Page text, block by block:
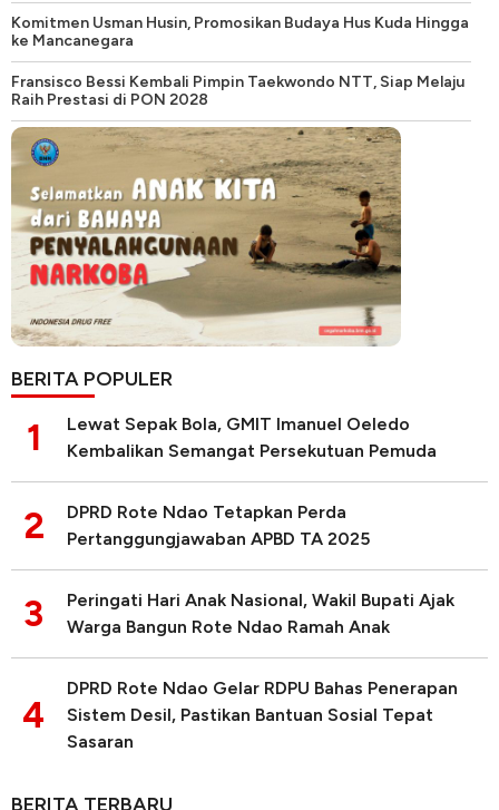
Komitmen Usman Husin, Promosikan Budaya Hus Kuda Hingga
ke Mancanegara
Fransisco Bessi Kembali Pimpin Taekwondo NTT, Siap Melaju
Raih Prestasi di PON 2028
BERITA POPULER
1
Lewat Sepak Bola, GMIT Imanuel Oeledo
Kembalikan Semangat Persekutuan Pemuda
2
DPRD Rote Ndao Tetapkan Perda
Pertanggungjawaban APBD TA 2025
3
Peringati Hari Anak Nasional, Wakil Bupati Ajak
Warga Bangun Rote Ndao Ramah Anak
4
DPRD Rote Ndao Gelar RDPU Bahas Penerapan
Sistem Desil, Pastikan Bantuan Sosial Tepat
Sasaran
BERITA TERBARU